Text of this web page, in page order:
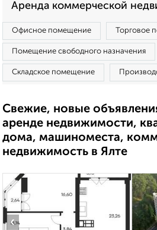
Аренда коммерческой
Офисное помещение Торговое
Помещение свободного назначения
Складское помещение
Свежие, новые
аренде недвижимости,
дома, машиноместа,
недвижимость в Ялте
‹